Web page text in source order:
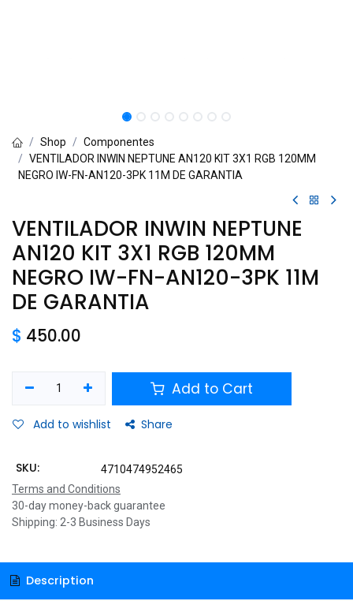
Shop
Componentes
VENTILADOR INWIN NEPTUNE AN120 KIT 3X1 RGB 120MM
NEGRO IW-FN-AN120-3PK 11M DE GARANTIA
VENTILADOR INWIN NEPTUNE
AN120 KIT 3X1 RGB 120MM
NEGRO IW-FN-AN120-3PK 11M
DE GARANTIA
$ 450.00
Add to Cart
Add to wishlist Share
SKU:
4710474952465
Terms and Conditions
30-day money-back guarantee
Shipping: 2-3 Business Days
Description